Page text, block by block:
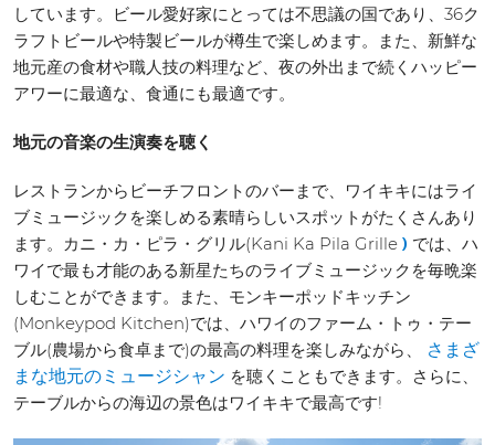
しています。ビール愛好家にとっては不思議の国であり、36ク
ラフトビールや特製ビールが樽生で楽しめます。また、新鮮な
地元産の食材や職人技の料理など、夜の外出まで続くハッピー
アワーに最適な、食通にも最適です。
地元の音楽の生演奏を聴く
レストランからビーチフロントのバーまで、ワイキキにはライ
ブミュージックを楽しめる素晴らしいスポットがたくさんあり
ます。カニ・カ・ピラ・グリル(Kani Ka Pila Grille ) では、ハ
ワイで最も才能のある新星たちのライブミュージックを毎晩楽
しむことができます。また、モンキーポッドキッチン
(Monkeypod Kitchen)では、ハワイのファーム・トゥ・テー
ブル(農場から食卓まで)の最高の料理を楽しみながら、
さまざ
まな地元のミュージシャン を聴くこともできます。さらに、
テーブルからの海辺の景色はワイキキで最高です!